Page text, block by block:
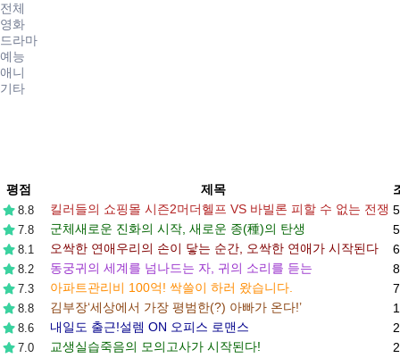
전체
영화
드라마
예능
애니
기타
평점 제목
8.8 킬러들의 쇼핑몰 시즌2머더헬프 VS 바빌론 피할 수 없는 전쟁
7.8 군체새로운 진화의 시작, 새로운 종(種)의 탄생
8.1 오싹한 연애우리의 손이 닿는 순간, 오싹한 연애가 시작된다
8.2 동궁귀의 세계를 넘나드는 자, 귀의 소리를 듣는
7.3 아파트관리비 100억! 싹쓸이 하러 왔습니다.
8.8 김부장‘세상에서 가장 평범한(?) 아빠가 온다!’
8.6 내일도 출근!설렘 ON 오피스 로맨스
7.0 교생실습죽음의 모의고사가 시작된다!